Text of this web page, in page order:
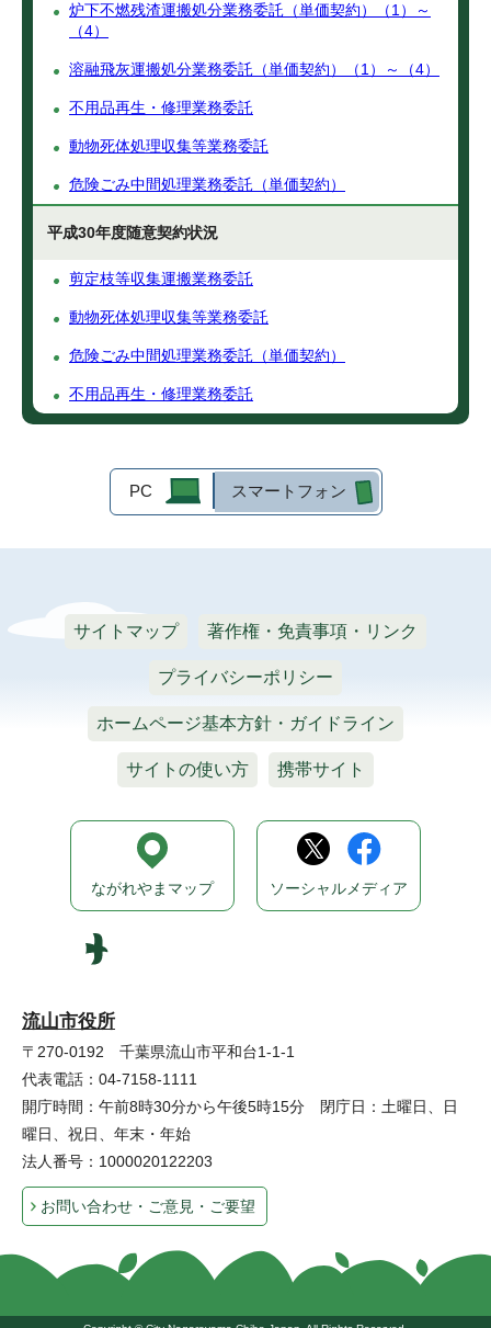
炉下不燃残渣運搬処分業務委託（単価契約）（1）～
（4）
溶融飛灰運搬処分業務委託（単価契約）（1）～（4）
不用品再生・修理業務委託
動物死体処理収集等業務委託
危険ごみ中間処理業務委託（単価契約）
平成30年度随意契約状況
剪定枝等収集運搬業務委託
動物死体処理収集等業務委託
危険ごみ中間処理業務委託（単価契約）
不用品再生・修理業務委託
PC スマートフォン
サイトマップ 著作権・免責事項・リンク
プライバシーポリシー
ホームページ基本方針・ガイドライン
サイトの使い方 携帯サイト
流山市役所
〒270-0192 千葉県流山市平和台1-1-1
代表電話：04-7158-1111
開庁時間：午前8時30分から午後5時15分 閉庁日：土曜日、日
曜日、祝日、年末・年始
法人番号：1000020122203
お問い合わせ・ご意見・ご要望
ながれやまマップ ソーシャルメディア